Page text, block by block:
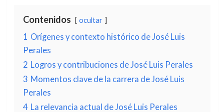
Contenidos ocultar
1 Orígenes y contexto histórico de José Luis
Perales
2 Logros y contribuciones de José Luis Perales
3 Momentos clave de la carrera de José Luis
Perales
4 La relevancia actual de José Luis Perales